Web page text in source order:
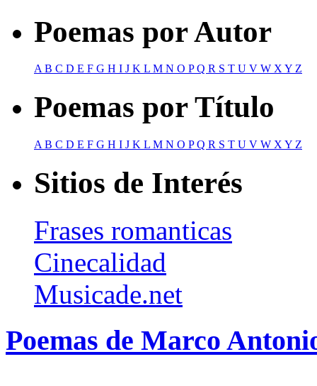
Poemas por Autor
AB C D E F G H I J K L M N O PQ R S T U V W XY Z
Poemas por Título
A B C D E F G H I J K L M N O PQ R S T U V W X Y Z
Sitios de Interés
Frases romanticas
Cinecalidad
Musicade.net
Poemas de Marco